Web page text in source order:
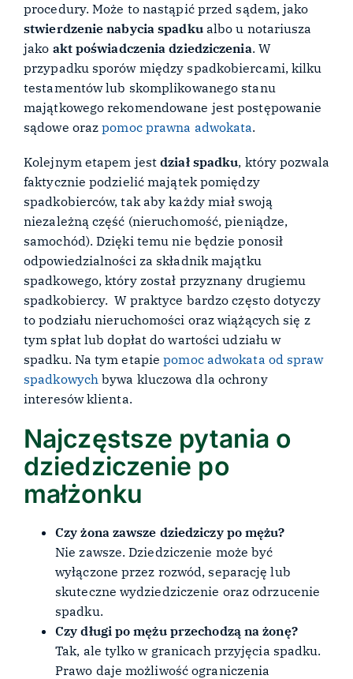
procedury. Może to nastąpić przed sądem, jako
stwierdzenie nabycia spadkualbo u notariusza
jako akt poświadczenia dziedziczenia. W
przypadku sporów między spadkobiercami, kilku
testamentów lub skomplikowanego stanu
majątkowego rekomendowane jest postępowanie
sądowe orazpomoc prawna adwokata.
Kolejnym etapem jestdział spadku, który pozwala
faktycznie podzielić majątek pomiędzy
spadkobierców, tak aby każdy miał swoją
niezależną część (nieruchomość, pieniądze,
samochód). Dzięki temu nie będzie ponosił
odpowiedzialności za składnik majątku
spadkowego, który został przyznany drugiemu
spadkobiercy. W praktyce bardzo często dotyczy
to podziału nieruchomości oraz wiążących się z
tym spłat lub dopłat do wartości udziału w
spadku. Na tym etapiepomoc adwokata od spraw
spadkowych bywa kluczowa dla ochrony
interesów klienta.
Najczęstsze pytania o
dziedziczenie po
małżonku
Czy żona zawsze dziedziczy po mężu?
Nie zawsze. Dziedziczenie może być
wyłączone przez rozwód, separację lub
skuteczne wydziedziczenie oraz odrzucenie
spadku.
Czy długi po mężu przechodzą na żonę?
Tak, ale tylko w granicach przyjęcia spadku.
Prawo daje możliwość ograniczenia